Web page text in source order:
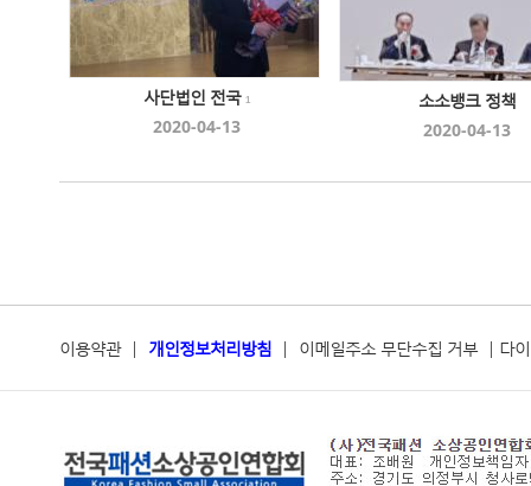
사단법인 전국 1
2020-04-13
소소뱅크 정책
2020-04-13
이용약관| 개인정보처리방침 | 이메일주소 무단수집 거부| 다